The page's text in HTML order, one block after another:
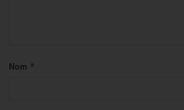
Nom *